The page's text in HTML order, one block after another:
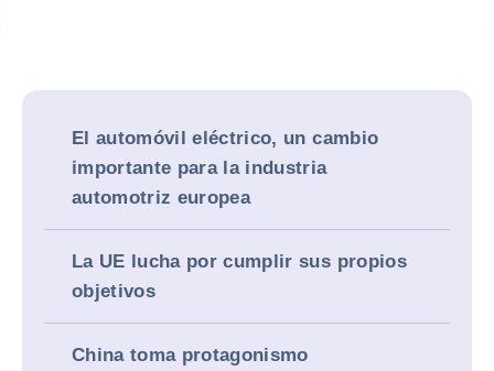
El automóvil eléctrico, un cambio
importante para la industria
automotriz europea
La UE lucha por cumplir sus propios
objetivos
China toma protagonismo